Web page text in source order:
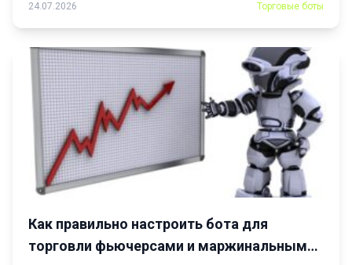
24.07.2026 Торговые боты
Как правильно настроить бота для
торговли фьючерсами и маржинальными